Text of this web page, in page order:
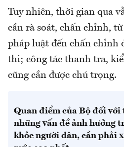
Tuy nhiên, thời gian qua
cần rà soát, chấn chỉnh,
pháp luật đến chấn chỉnh
thi; công tác thanh tra,
cũng cần được chú trọng.
Quan điểm của Bộ đối với
những vấn đề ảnh hưởng
khỏe người dân, cần phải